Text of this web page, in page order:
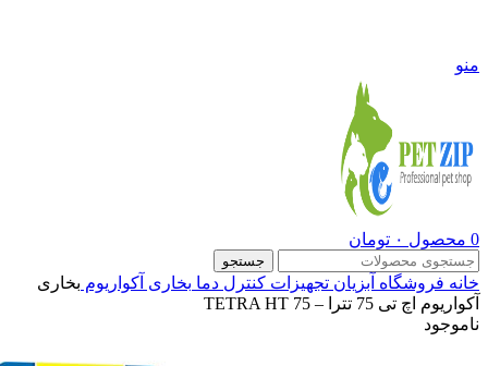
منو
0 محصول ۰ تومان
جستجو
خانه فروشگاه آبزیان تجهیزات کنترل دما بخاری آکواریوم بخاری
آکواریوم اچ تی 75 تترا – TETRA HT 75
ناموجود